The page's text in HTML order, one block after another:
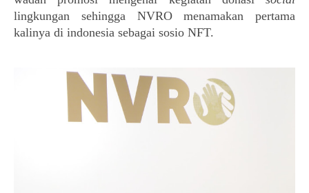
lingkungan sehingga NVRO menamakan pertama
kalinya di indonesia sebagai sosio NFT.